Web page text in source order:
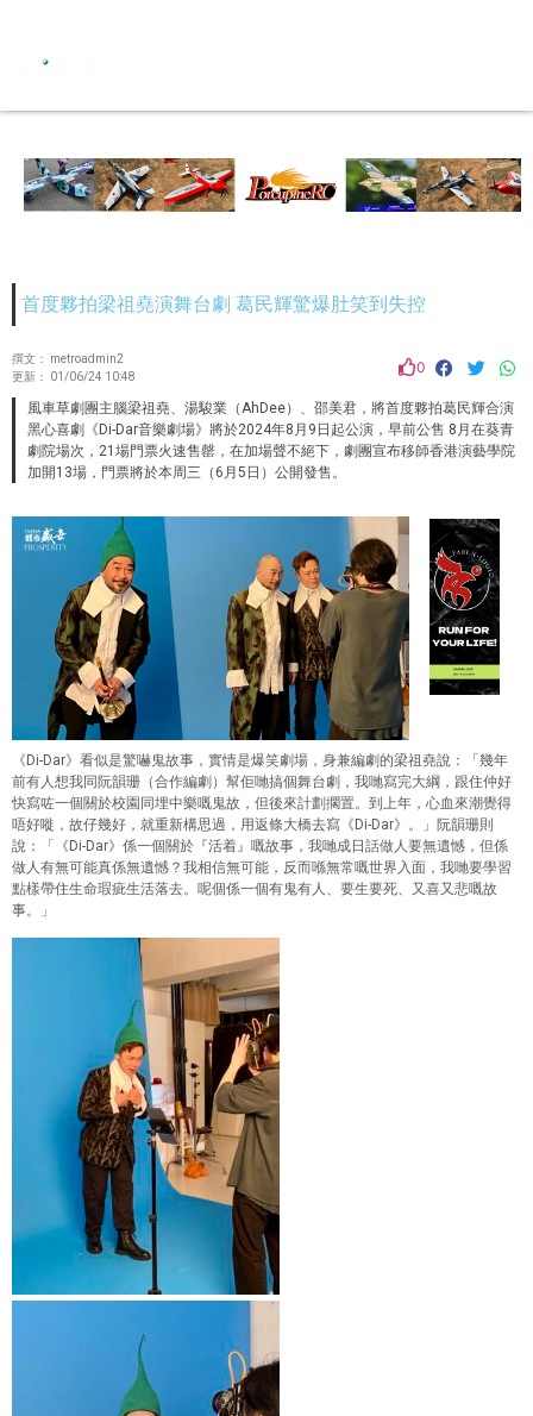
首度夥拍梁祖堯演舞台劇 葛民輝驚爆肚笑到失控
撰文：
metroadmin2
更新：
01/06/24 10:48
0
風車草劇團主腦梁祖堯、湯駿業（AhDee）、邵美君，將首度夥拍葛民輝合演
黑心喜劇《Di-Dar音樂劇場》將於2024年8月9日起公演，早前公售 8月在葵青
劇院場次，21場門票火速售罄，在加場聲不絕下，劇團宣布移師香港演藝學院
加開13場，門票將於本周三（6月5日）公開發售。
《Di-Dar》看似是驚嚇鬼故事，實情是爆笑劇場，身兼編劇的梁祖堯說：「幾年
前有人想我同阮韻珊（合作編劇）幫佢哋搞個舞台劇，我哋寫完大綱，跟住仲好
快寫咗一個關於校園同埋中樂嘅鬼故，但後來計劃擱置。到上年，心血來潮覺得
唔好嘥，故仔幾好，就重新構思過，用返條大橋去寫《Di-Dar》。」阮韻珊則
說：「《Di-Dar》係一個關於『活着』嘅故事，我哋成日話做人要無遺憾，但係
做人有無可能真係無遺憾？我相信無可能，反而喺無常嘅世界入面，我哋要學習
點樣帶住生命瑕疵生活落去。呢個係一個有鬼有人、要生要死、又喜又悲嘅故
事。」